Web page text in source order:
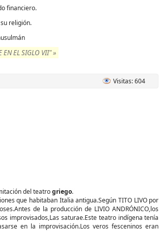
financiero.
religión.
EN EL SIGLO VII" »
Visitas: 604
del teatrogriego.
que habitaban Italia antigua.Según TITO LIVO por
de la producción de LIVIO ANDRÓNICO,los
improvisados,Las saturae.Este teatro indígena tenía
en la improvisación.Los veros fesceninos eran